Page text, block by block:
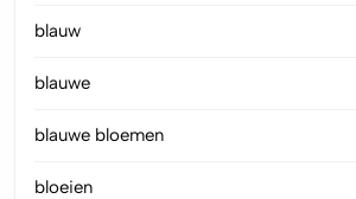
blauw
blauwe
blauwe bloemen
bloeien